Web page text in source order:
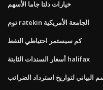
خيارات دلتا جاما الأسهم
توم ratekin الجامعة الأمريكية
كم سيستمر احتياطي النفط
أسعار السندات الثابتة halifax
البياني لتواريخ استرداد الضرائب